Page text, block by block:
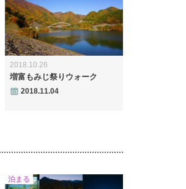
2018.10.26
増富もみじ祭りウォーク
2018.11.04
泊まる